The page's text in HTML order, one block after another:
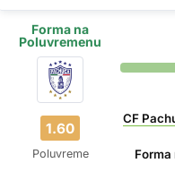
Forma na
Poluvremenu
1.60
Poluvreme
CF
Forma